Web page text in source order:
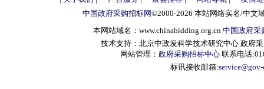
中国政府采购招标网©2000-2026 本站网络实名/中文
本网站域名：www.chinabidding.org.cn 中国政府采
技术支持：北京中政发科学技术研究中心 政府
网站管理： 政府采购招标中心 联系电话
标讯接收邮箱: